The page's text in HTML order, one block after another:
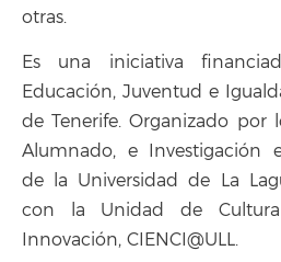
otras.
Es una iniciativa
Educación, Juventud e
de Tenerife. Organizado por
Alumnado, e Investigación
de la Universidad de La
con la Unidad de
Innovación, CIENCI@ULL.